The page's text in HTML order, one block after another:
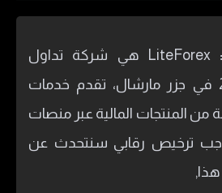
LiteForex هي شركة تداول
تأسست عام 2008 في جزر مارشال، تقدم خدمات
من المنتجات المالية عبر منصات
4 و5 بموجب ترخيص رقابي سنتحدث عن